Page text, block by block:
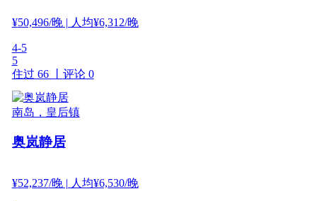
¥50,496/晚| 人均¥6,312/晚
4-5
5
住过 66 丨 评论 0
南岛，皇后镇
奥岚静居
¥52,237/晚| 人均¥6,530/晚